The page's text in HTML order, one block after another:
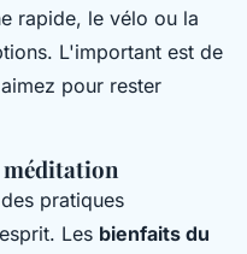
rapide, le vélo ou la
L'important est de
pour rester
méditation
pratiques
Les bienfaits du